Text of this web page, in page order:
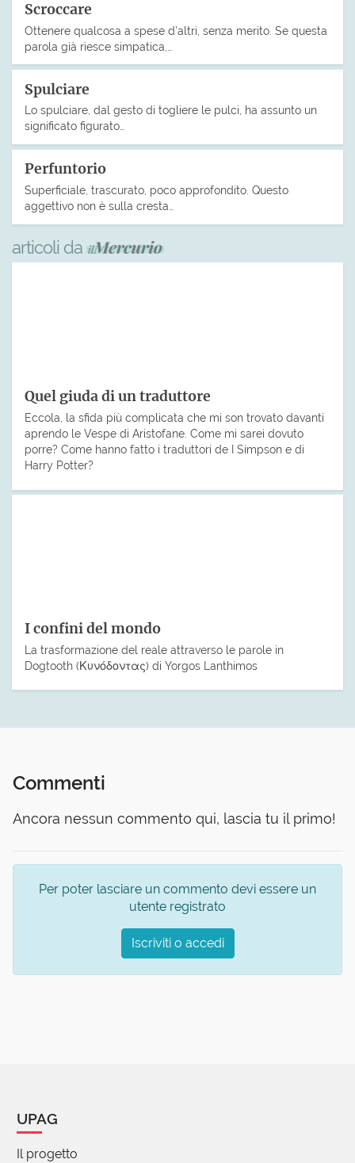
Scroccare
Ottenere qualcosa a spese d’altri, senza merito. Se questa
parola già riesce simpatica,…
Spulciare
Lo spulciare, dal gesto di togliere le pulci, ha assunto un
significato figurato…
Perfuntorio
Superficiale, trascurato, poco approfondito. Questo
aggettivo non è sulla cresta…
articoli da
Quel giuda di un traduttore
Eccola, la sfida più complicata che mi son trovato davanti
aprendo le Vespe di Aristofane. Come mi sarei dovuto
porre? Come hanno fatto i traduttori de I Simpson e di
Harry Potter?
I confini del mondo
La trasformazione del reale attraverso le parole in
Dogtooth (Κυνόδοντας) di Yorgos Lanthimos
Commenti
Ancora nessun commento qui, lascia tu il primo!
Per poter lasciare un commento devi essere un
utente registrato
Iscriviti o accedi
UPAG
Il progetto